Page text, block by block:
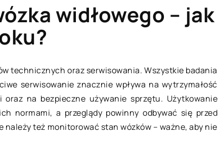
widłowego – jak
technicznych oraz serwisowania. Wszystkie badania
serwisowanie znacznie wpływa na wytrzymałość
na bezpieczne używanie sprzętu. Użytkowanie
normami, a przeglądy powinny odbywać się przed
też monitorować stan wózków – ważne, aby nie